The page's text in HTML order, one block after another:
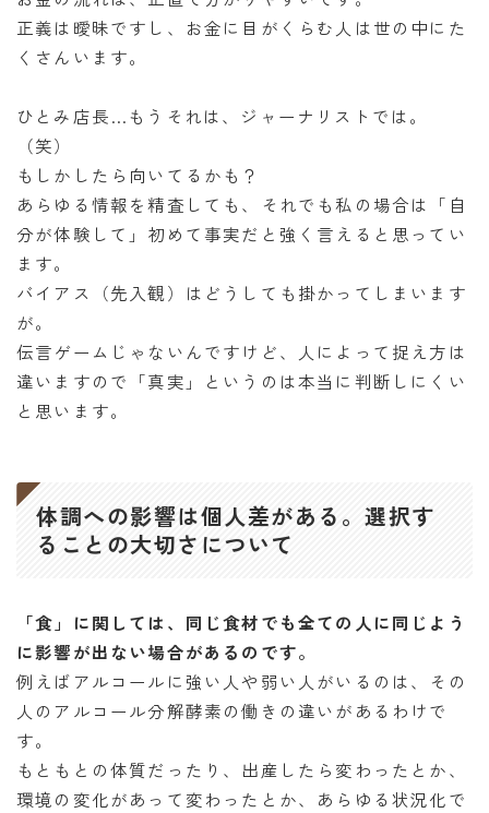
正義は曖昧ですし、お金に目がくらむ人は世の中にた
くさんいます。
ひとみ店長…もうそれは、ジャーナリストでは。
（笑）
もしかしたら向いてるかも？
あらゆる情報を精査しても、それでも私の場合は「自
分が体験して」初めて事実だと強く言えると思ってい
ます。
バイアス（先入観）はどうしても掛かってしまいます
が。
伝言ゲームじゃないんですけど、人によって捉え方は
違いますので「真実」というのは本当に判断しにくい
と思います。
体調への影響は個人差がある。選択す
ることの大切さについて
「食」に関しては、同じ食材でも全ての人に同じよう
に影響が出ない場合があるのです。
例えばアルコールに強い人や弱い人がいるのは、その
人のアルコール分解酵素の働きの違いがあるわけで
す。
もともとの体質だったり、出産したら変わったとか、
環境の変化があって変わったとか、あらゆる状況化で